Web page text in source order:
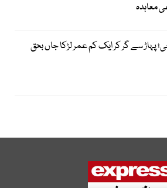
معاہدہ
پہاڑ سے گر کر ایک کم عمر لڑکا جاں بحق